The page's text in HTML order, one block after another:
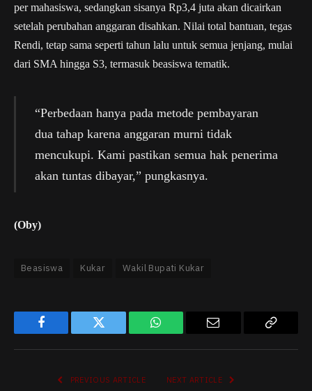
per mahasiswa, sedangkan sisanya Rp3,4 juta akan dicairkan
setelah perubahan anggaran disahkan. Nilai total bantuan, tegas
Rendi, tetap sama seperti tahun lalu untuk semua jenjang, mulai
dari SMA hingga S3, termasuk beasiswa tematik.
“Perbedaan hanya pada metode pembayaran
dua tahap karena anggaran murni tidak
mencukupi. Kami pastikan semua hak penerima
akan tuntas dibayar,” pungkasnya.
(Oby)
Beasiswa Kukar Wakil Bupati Kukar
Facebook Twitter WhatsApp
PREVIOUS ARTICLE NEXT ARTICLE